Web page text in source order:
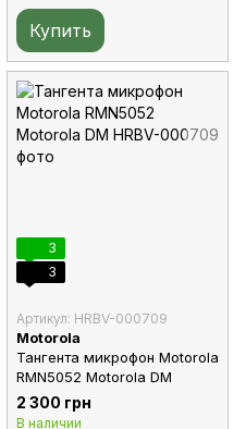
Купить
3
3
Артикул: HRBV-000709
Motorola
Тангента микрофон Motorola
RMN5052 Motorola DM
2 300 грн
В наличии